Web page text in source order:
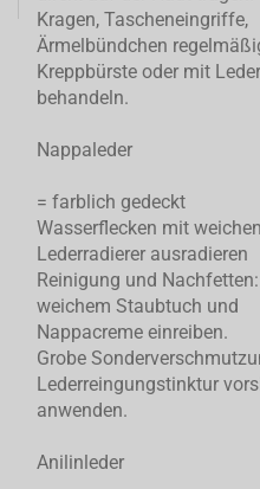
Kragen, Tascheneingriffe,
Ärmelbündchen
Kreppbürste oder mit
behandeln.
Nappaleder
= farblich gedeckt
Wasserflecken mit weichen
Lederradierer ausradieren
Reinigung und
weichem Staubtuch und
Nappacreme einreiben.
Grobe
Lederreingungstinktur
anwenden.
Anilinleder